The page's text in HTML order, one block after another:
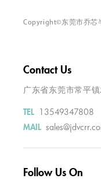
Copyright©东莞市乔芯
Contact Us
广东省东莞市常平
TEL 13549347808
MAIL
Follow Us On